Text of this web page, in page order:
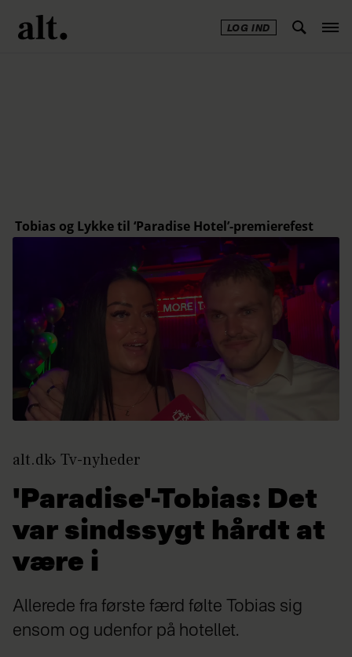
LOG IND
alt.dk Tv-nyheder
'Paradise'-Tobias: Det
var sindssygt hårdt at
være i
Allerede fra første færd følte Tobias sig
ensom og udenfor på hotellet.